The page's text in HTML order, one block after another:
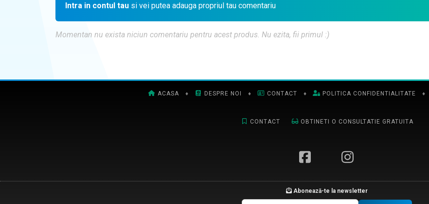
Intra in contul tau si vei putea adauga propriul tau comentariu
Momentan nu exista niciun comentariu pentru acest produs. Nu ezita, fii primul :)
ACASA ♦ DESPRE NOI ♦ CONTACT ♦ POLITICA CONFIDENTIALITATE ♦
CONTACT OBTINETI O CONSULTATIE GRATUITA
Abonează-te la newsletter